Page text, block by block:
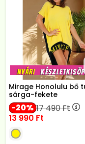
Mirage Honolulu bő
sárga-fekete
20 17 490Ft
13 990 Ft